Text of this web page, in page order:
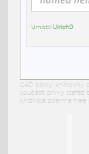
Umístil:UlrichD
CAD bloky: knihovny
součásti prvky stafáž
knižnica zdarma free